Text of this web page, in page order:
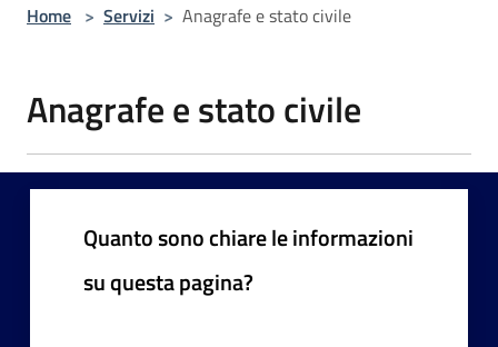
Home > Servizi > Anagrafe e stato civile
Anagrafe e stato civile
Quanto sono chiare le informazioni
su questa pagina?